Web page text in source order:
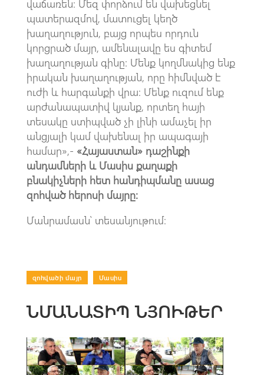
վաճառեն: Մեզ փորձում են վախեցնել
պատերազմով, մատուցել կեղծ
խաղաղություն, բայց որպես որդուն
կորցրած մայր, ամենալավը ես գիտեմ
խաղաղության գինը: Մենք կողմնակից ենք
իրական խաղաղության, որը հիմնված է
ուժի և հարգանքի վրա: Մենք ուզում ենք
արժանապատիվ կյանք, որտեղ հայի
տեսակը ստիպված չի լինի ամաչել իր
անցյալի կամ վախենալ իր ապագայի
համար»,- «Հայաստան» դաշինքի
անդամների և Մասիս քաղաքի
բնակիչների հետ հանդիպմանը ասաց
զոհված հերոսի մայրը։
Մանրամասն՝ տեսանյութում։
զոհվածի մայր Մասիս
ՆՄԱՆԱՏԻՊ ՆՅՈՒԹԵՐ